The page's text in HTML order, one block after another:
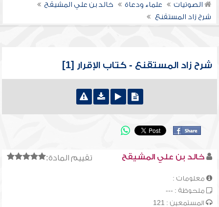
الصوتيات علماء ودعاة
خالد بن علي المشيقح
شرح زاد المستقنع
شرح زاد المستقنع - كتاب الإقرار [1]
تقييم المادة: خالد بن علي المشيقح
معلومات :
ملحوظة : ---
المستمعين : 121